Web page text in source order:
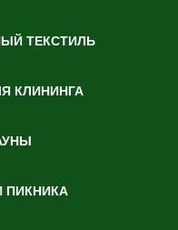
ТЕКСТИЛЬ
КЛИНИНГА
ПИКНИКА